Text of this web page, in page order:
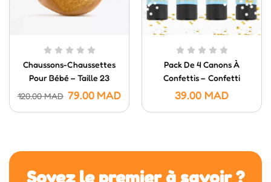
Chaussons-Chaussettes
Pour Bébé – Taille 23
120.00MAD 79.00 MAD
Pack De 4 Canons À
Confettis – Confetti
Poppers (20 Cm)
39.00 MAD